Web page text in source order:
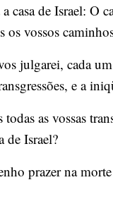
casa de Israel: O
os vossos
julgarei, cada
e a
todas as vossas
de Israel?
prazer na